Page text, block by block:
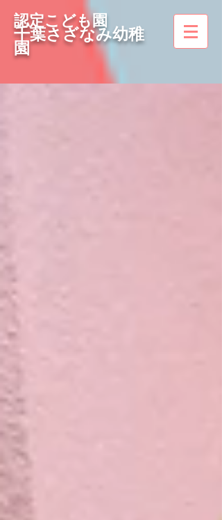
認定こども園
千葉さざなみ幼稚
園